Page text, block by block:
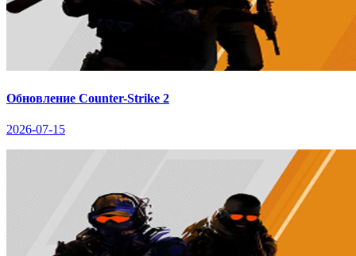
Обновление Counter-Strike 2
2026-07-15